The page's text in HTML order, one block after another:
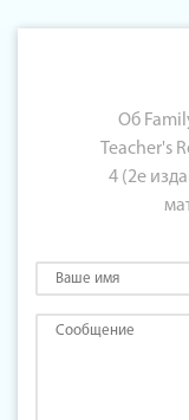
Об
Teacher's
4 (2е